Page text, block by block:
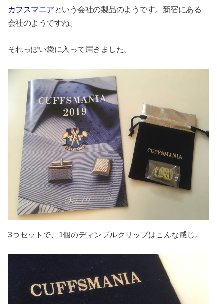
カフスマニアという会社の製品のようです。新宿にある
会社のようですね。
それっぽい袋に入って届きました。
3つセットで、1個のディンプルクリップはこんな感じ。